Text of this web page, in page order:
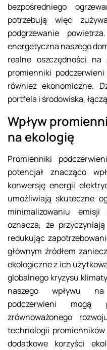
bezpośredniego
potrzebują więc
podgrzewanie
energetyczna naszego
realne oszczędności
promienniki
również ekonomiczne.
portfela i środowiska,
Wpływ
na ekologię
Promienniki
potencjał znacząco
konwersję energii
umożliwiają skuteczne
minimalizowaniu
oznacza, że
redukując
głównym źródłem
ekologiczne z ich
globalnego kryzysu
naszego wpływu
podczerwieni
zrównoważonego
technologii
dodatkowe korzyści